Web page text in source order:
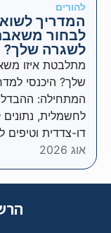
להורים
המדריך
לבחור
לשגרה שלך?
מתלבטת איזו
שלך? היכנסי
המתחילה:
לחשמלית, נתונים
דו-צדדית וטיפים
אוג 2026